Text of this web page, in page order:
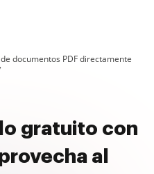
documentos PDF directamente
gratuito con
al